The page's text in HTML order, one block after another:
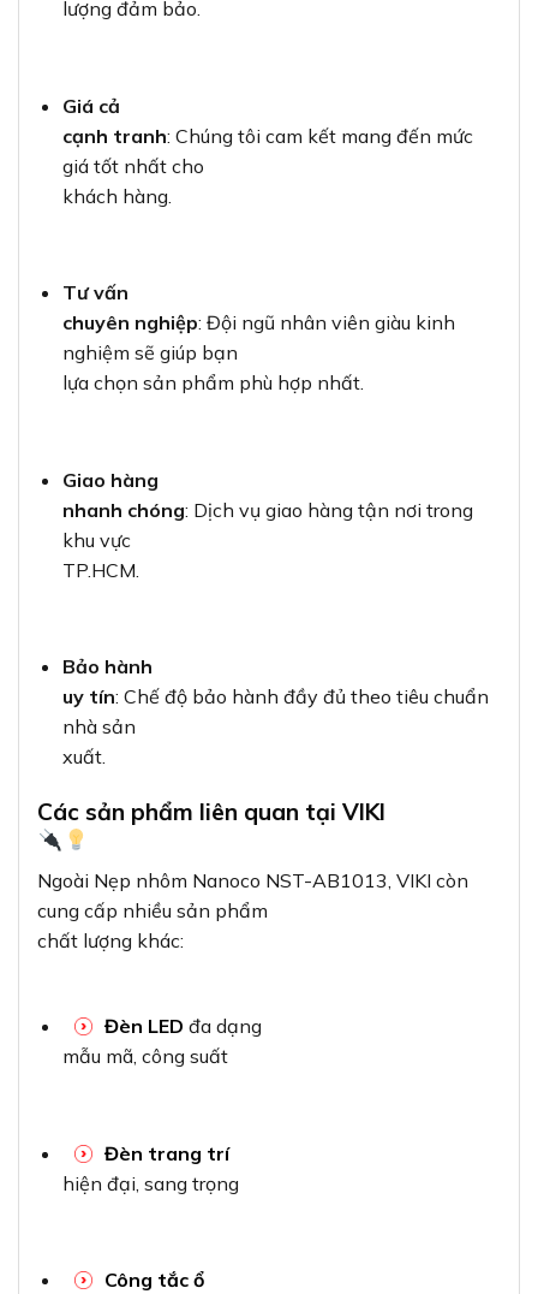
lượng đảm bảo.
Giá cả
cạnh tranh: Chúng tôi cam kết mang đến mức
giá tốt nhất cho
khách hàng.
Tư vấn
chuyên nghiệp: Đội ngũ nhân viên giàu kinh
nghiệm sẽ giúp bạn
lựa chọn sản phẩm phù hợp nhất.
Giao hàng
nhanh chóng: Dịch vụ giao hàng tận nơi trong
khu vực
TP.HCM.
Bảo hành
uy tín: Chế độ bảo hành đầy đủ theo tiêu chuẩn
nhà sản
xuất.
Các sản phẩm liên quan tại VIKI
Ngoài Nẹp nhôm Nanoco NST-AB1013, VIKI còn
cung cấp nhiều sản phẩm
chất lượng khác:
Đèn LED đa dạng
mẫu mã, công suất
Đèn trang trí
hiện đại, sang trọng
Công tắc ổ